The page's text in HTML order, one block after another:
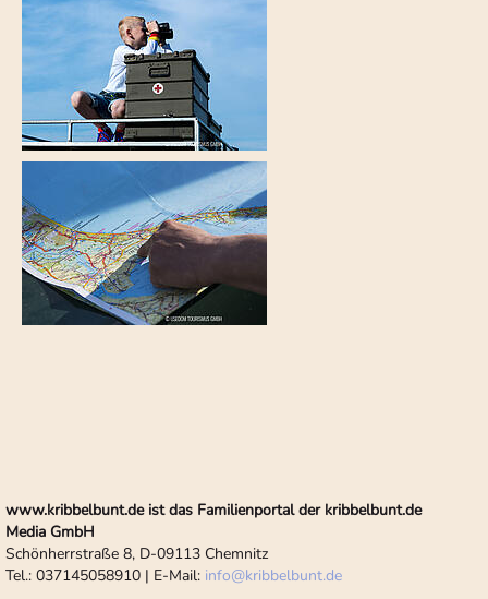
www.kribbelbunt.de ist das Familienportal der kribbelbunt.de
Media GmbH
Schönherrstraße 8, D-09113 Chemnitz
Tel.: 037145058910 | E-Mail: info@kribbelbunt.de